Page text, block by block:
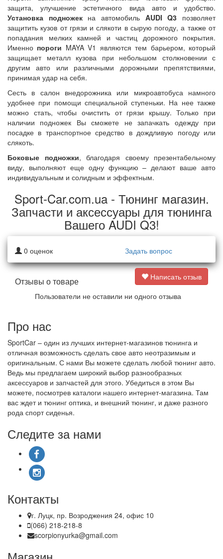
защита, улучшение эстетичного вида авто и удобство.
Установка подножекна автомобиль AUDI Q3 позволяет
защитить кузов от грязи и слякоти в сырую погоду, а также от
попадания мелких камней и частиц дорожного покрытия.
Именно пороги MAYA V1 являются тем барьером, который
защищает металл кузова при небольшом столкновении с
другим авто или различными дорожными препятствиями,
принимая удар на себя.
Сесть в салон внедорожника или микроавтобуса намного
удобнее при помощи специальной ступеньки. На нее также
можно стать, чтобы очистить от грязи крышу. Только при
наличии подножек Вы сможете не запачкать одежду при
посадке в транспортное средство в дождливую погоду или
слякоть.
Боковые подножки, благодаря своему презентабельному
виду, выполняют еще одну функцию – делают ваше авто
индивидуальным и солидным и эффектным.
Sport-Car.com.ua - Тюнинг магазин.
Запчасти и аксессуары для тюнинга
Вашего AUDI Q3!
0 оценок Задать вопрос
Отзывы о товаре
Написать отзыв
Пользователи не оставили ни одного отзыва
Про нас
SportCar – один из лучших интернет-магазинов тюнинга и
отличная возможность сделать свое авто неотразимым и
оригинальным. С нами Вы можете сделать любой тюнинг авто.
Ведь мы предлагаем широкий выбор разнообразных
аксессуаров и запчастей для этого. Убедиться в этом Вы
можете, посмотрев каталоги нашего интернет-магазина. Там
вас ждет и тюнинг оптика, и внешний тюнинг, и даже разного
рода спорт сиденья.
Следите за нами
Контакты
г. Луцк, пр. Возроджения 24, офис 10
(066) 218-218-8
scorpionyurka@gmail.com